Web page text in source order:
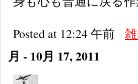
Posted at 12:24 午前
月 - 10月 17, 2011